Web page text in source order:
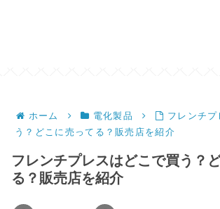
ホーム 電化製品
フレンチプ
う？どこに売ってる？販売店を紹介
フレンチプレスはどこで買う？
る？販売店を紹介